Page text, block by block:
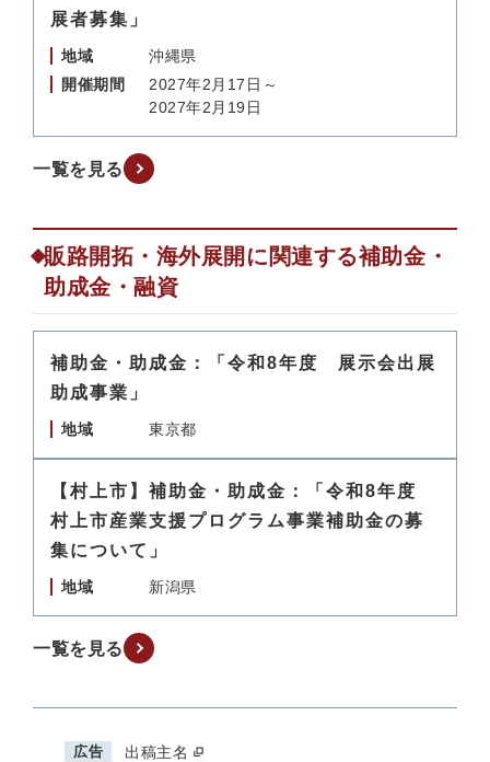
展者募集」
地域
沖縄県
開催期間
2027年2月17日～
2027年2月19日
一覧を見る
販路開拓・海外展開に関連する補助金・
助成金・融資
補助金・助成金：「令和8年度 展示会出展
助成事業」
地域 東京都
【村上市】補助金・助成金：「令和8年度
村上市産業支援プログラム事業補助金の募
集について」
地域 新潟県
一覧を見る
広告 出稿主名